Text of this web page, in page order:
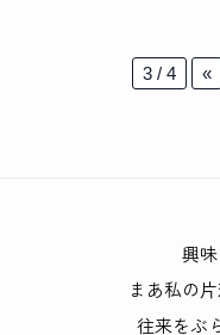
3 / 4 «
興
まあ私の
往来をぶ